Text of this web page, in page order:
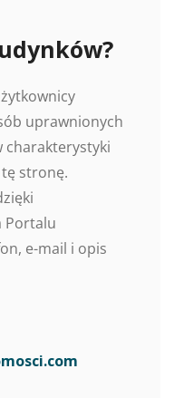
uprawnionych
charakterystyki
stronę.
Portalu
e-mail i opis